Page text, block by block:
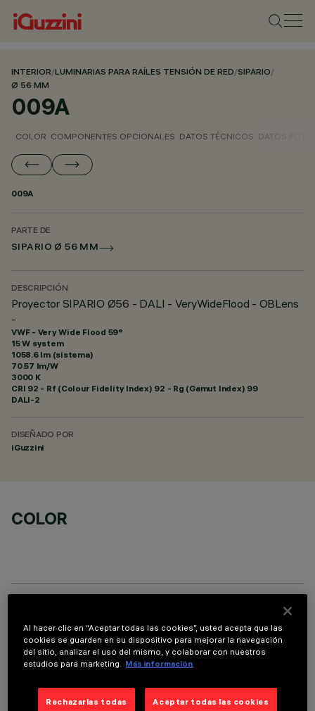
INTERIOR/LUMINARIAS PARA RAÍLES TENSIÓN DE RED/SIPARIO/
Ø 56 MM
009A
COLOR COMPONENTES OPCIONALES DATOS TÉCNICOS DATOS
009A
PARTE DE
SIPARIO Ø 56 MM
DESCRIPCIÓN
Proyector SIPARIO Ø56 - DALI - VeryWideFlood - OBLens
-
VWF - Very Wide Flood 59°
15 W system
1058.6 lm (sistema)
70.57 lm/W
3000 K
CRI 92 - Rf (Colour Fidelity Index) 92 - Rg (Gamut Index) 99
DALI-2
DISEÑADO POR
iGuzzini
COLOR
COMPONENTES OPCIONALES
Al hacer clic en “Aceptar todas las cookies”, usted acepta que las
cookies se guarden en su dispositivo para mejorar la navegación
del sitio, analizar el uso del mismo, y colaborar con nuestros
estudios para marketing. Más información
Rechazarlas todas Aceptar todas las cookies